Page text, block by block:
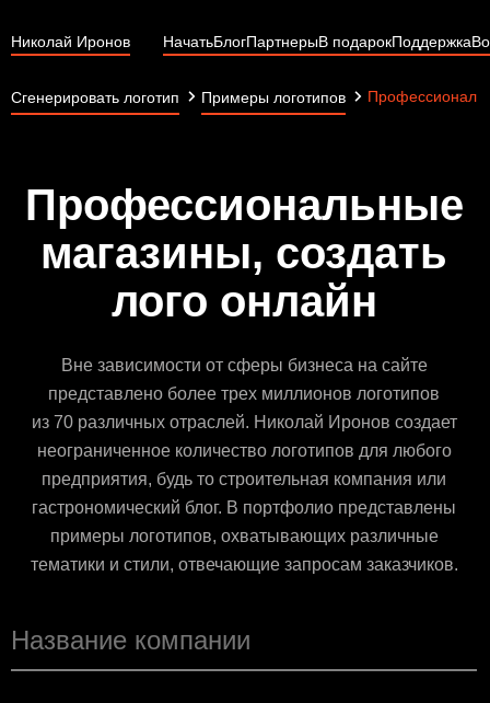
Николай Иронов НачатьБлогПартнерыВ подарокПоддержка
Сгенерировать логотип Примеры логотипов
Профессиональные
магазины, создать
лого онлайн
Вне зависимости от сферы бизнеса на сайте
представлено более трех миллионов логотипов
из 70 различных отраслей. Николай Иронов создает
неограниченное количество логотипов для любого
предприятия, будь то строительная компания или
гастрономический блог. В портфолио представлены
примеры логотипов, охватывающих различные
тематики и стили, отвечающие запросам заказчиков.